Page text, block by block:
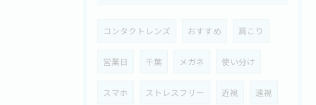
コンタクトレンズ おすすめ 肩こり
営業日 千葉 メガネ 使い分け
スマホ ストレスフリー 近視 遠視